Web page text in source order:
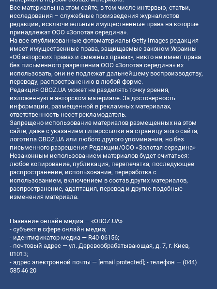
Все материалы на этом сайте, в том числе интервью, статьи,
исследования – служебные произведения журналистов
редакции, исключительные имущественные права на которые
принадлежат ООО «Золотая середина».
На все опубликованные фотоматериалы Getty Images редакция
имеет имущественные права, защищаемые законом Украины
«Об авторских правах и смежных правах», никто не имеет права
без письменного разрешения ООО «Золотая середина» их
использовать, они не подлежат дальнейшему воспроизводству,
переводу, распространению в любой форме.
Редакция OBOZ.UA может не разделять точку зрения,
изложенную в авторском материале. За достоверность
информации, размещенной в рекламных материалах,
ответственность несет рекламодатель.
Запрещено использование материалов размещенных на этом
сайте, даже с указанием гиперссылки на страницу этого сайта,
логотипа OBOZ.UA или любого другого упоминания, но без
письменного разрешения Редакции/ООО «Золотая середина»
Незаконным использованием материалов будет считаться:
любое копирование, публикация, перепечатка, последующее
распространение, использование, переработка с
использованием, включением в состав других материалов,
распространение, адаптация, перевод и другие подобные
изменения материала.
Название онлайн медиа — «OBOZ.UA»
- субъект в сфере онлайн медиа;
- идентификатор медиа — R40-06156;
- почтовый адрес — ул. Деревообрабатывающая, д. 7, г. Киев,
01013;
- адрес электронной почты — [email protected]; - телефон — (044)
585 46 20